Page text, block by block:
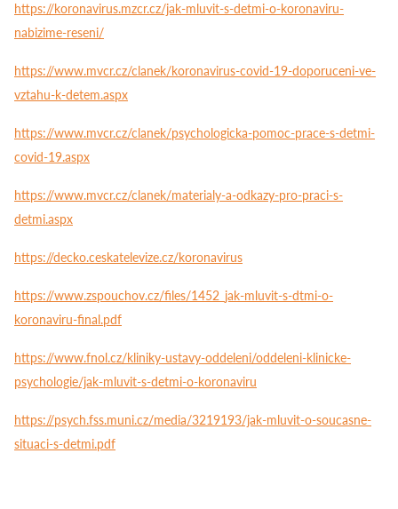
https://koronavirus.mzcr.cz/jak-mluvit-s-detmi-o-koronaviru-
nabizime-reseni/
https://www.mvcr.cz/clanek/koronavirus-covid-19-doporuceni-ve-
vztahu-k-detem.aspx
https://www.mvcr.cz/clanek/psychologicka-pomoc-prace-s-detmi-
covid-19.aspx
https://www.mvcr.cz/clanek/materialy-a-odkazy-pro-praci-s-
detmi.aspx
https://decko.ceskatelevize.cz/koronavirus
https://www.zspouchov.cz/files/1452_jak-mluvit-s-dtmi-o-
koronaviru-final.pdf
https://www.fnol.cz/kliniky-ustavy-oddeleni/oddeleni-klinicke-
psychologie/jak-mluvit-s-detmi-o-koronaviru
https://psych.fss.muni.cz/media/3219193/jak-mluvit-o-soucasne-
situaci-s-detmi.pdf